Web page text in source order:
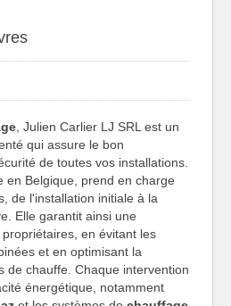
, Julien Carlier LJ SRL est un
qui assure le bon
de toutes vos installations.
en Belgique, prend en charge
de l'installation initiale à la
Elle garantit ainsi une
en évitant les
et en optimisant la
de chauffe. Chaque intervention
énergétique, notamment